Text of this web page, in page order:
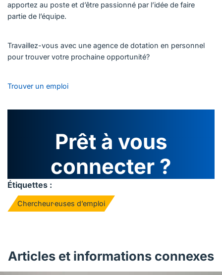
apportez au poste et d’être passionné par l’idée de faire
partie de l’équipe.
Travaillez-vous avec une agence de dotation en personnel
pour trouver votre prochaine opportunité?
Trouver un emploi
Prêt à vous
connecter ?
Étiquettes :
Chercheur·euses d’emploi
Articles et informations connexes